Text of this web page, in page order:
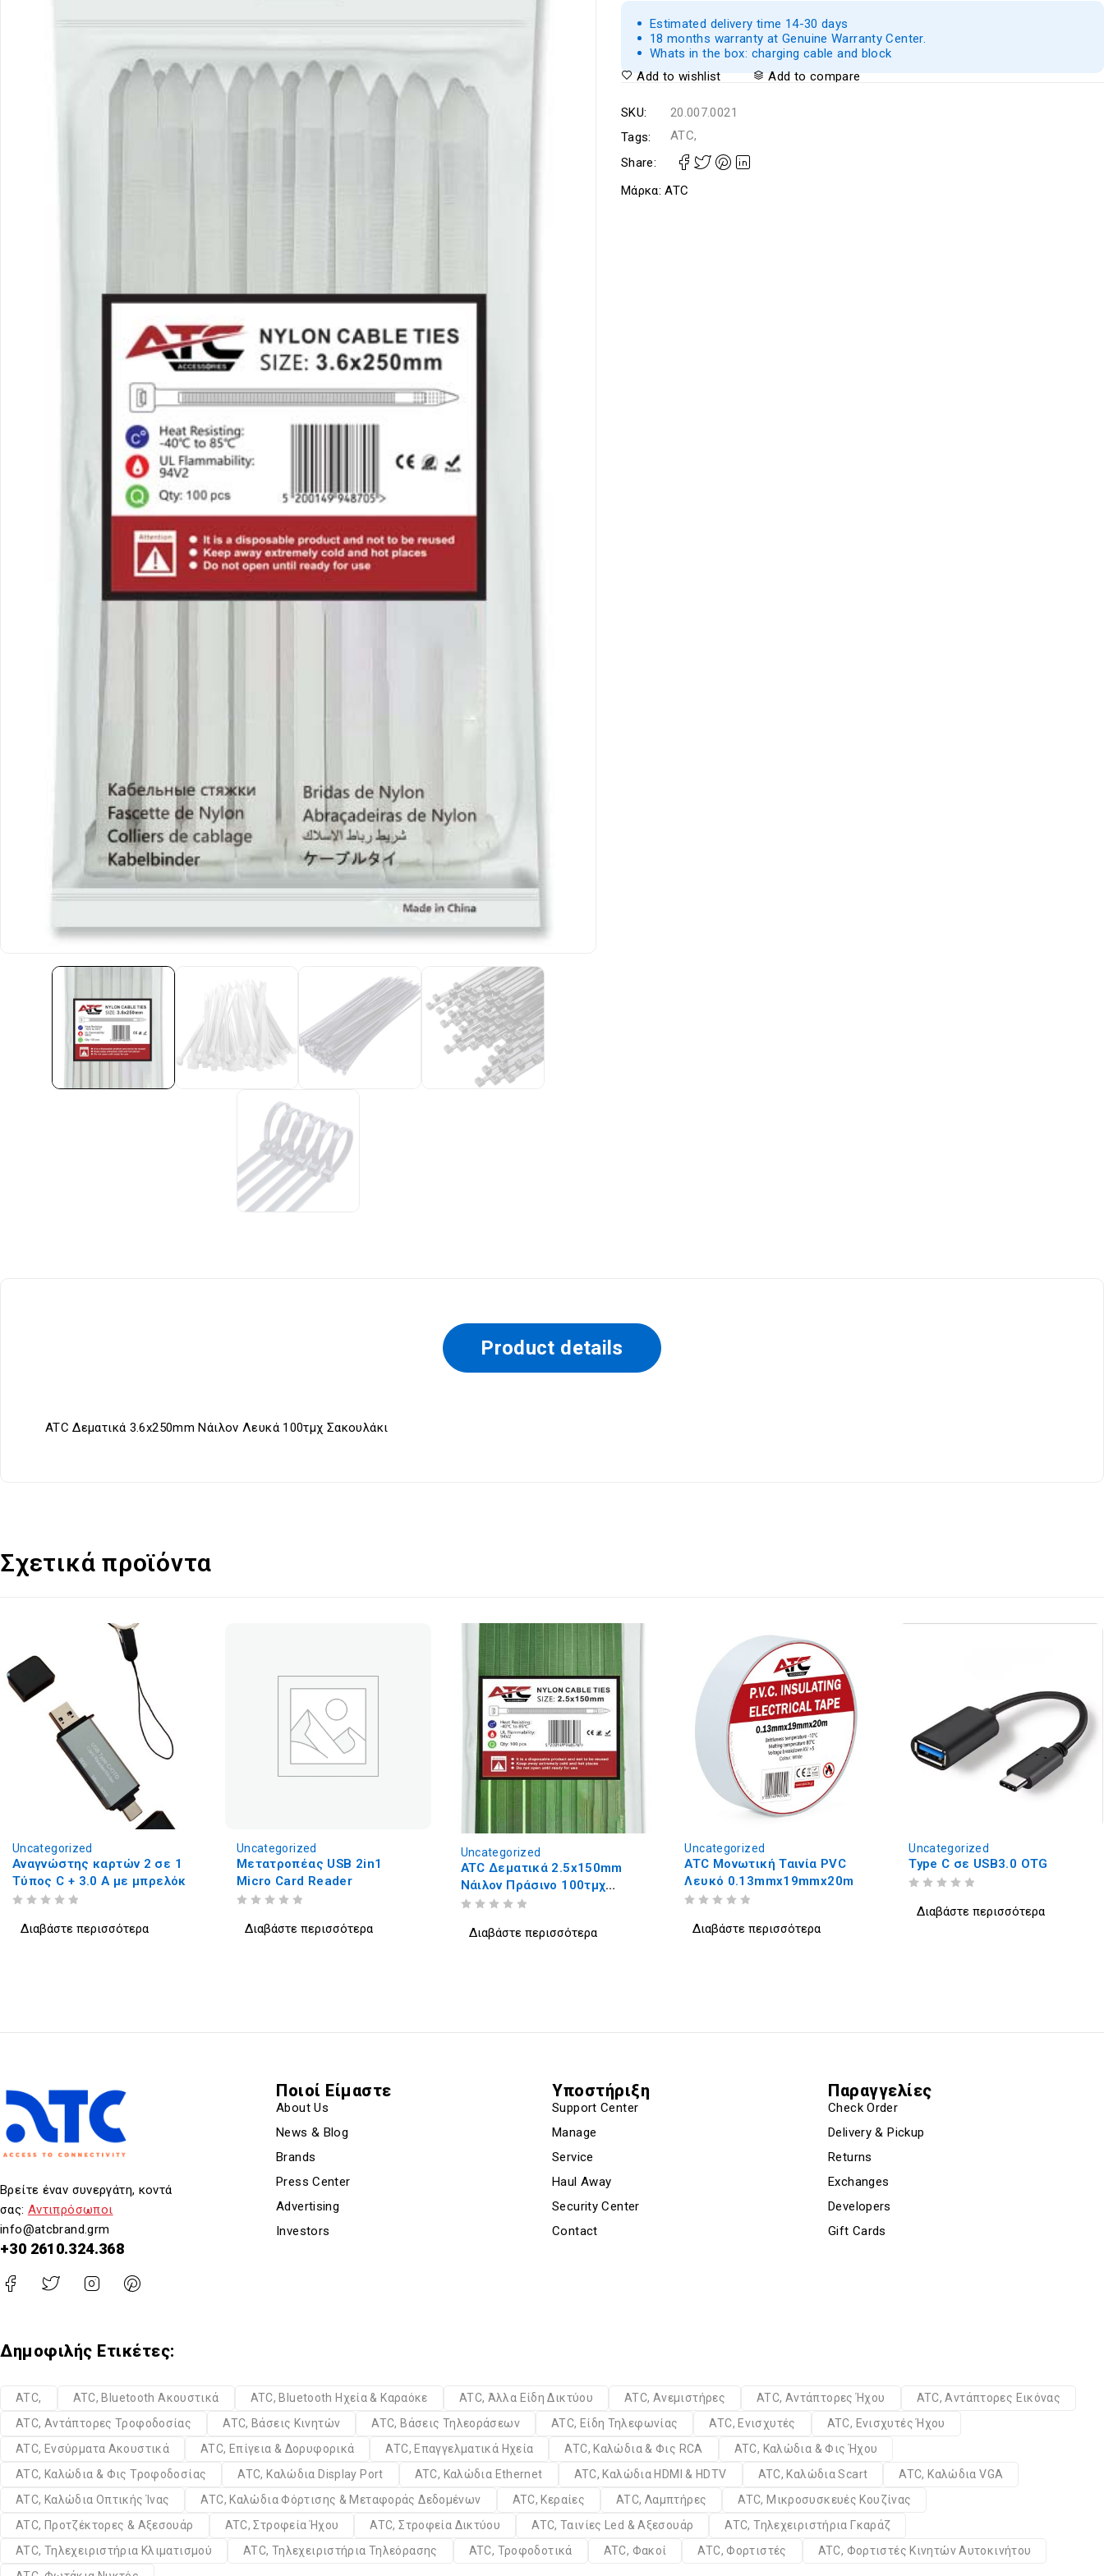
Estimated delivery time 14-30 days
18 months warranty at Genuine Warranty Center.
Whats in the box: charging cable and block
Add to wishlist
Add to compare
SKU:
20.007.0021
Tags:
ATC,
Share:
Μάρκα:ATC
Product details
ATC Δεματικά 3.6x250mm Νάιλον Λευκά 100τμχ Σακουλάκι
Σχετικά προϊόντα
Uncategorized
Μετατροπέας USB 2in1
Micro Card Reader
Διαβάστε περισσότερα
Uncategorized
ATC Δεματικά 2.5x150mm
Νάιλον Πράσινο 100τμχ
Σακουλάκι
Διαβάστε περισσότερα
Uncategorized
ATC Μονωτική Ταινία PVC
Λευκό 0.13mmx19mmx20m
Διαβάστε περισσότερα
Uncategorized
Type C σε USB3.0 OTG
Uncategorized
4in1 card reader Micro+2.0
A+Type C+Lightning
Βρείτε έναν συνεργάτη, κοντά
σας: Αντιπρόσωποι
info@atcbrand.grm
+30 2610.324.368
Ποιοί Είμαστε
About Us
News & Blog
Brands
Press Center
Advertising
Investors
Υποστήριξη
Support Center
Manage
Service
Haul Away
Security Center
Contact
Παραγγελίες
Check Order
Delivery & Pickup
Returns
Exchanges
Developers
Gift Cards
Δημοφιλής Ετικέτες:
ATC, ATC, Bluetooth Ακουστικά ATC, Bluetooth Ηχεία & Καραόκε ATC, Άλλα Είδη Δικτύου ATC, Ανεμιστήρες ATC, Αντάπτορες Ήχου
ATC, Αντάπτορες Εικόνας
ATC, Αντάπτορες Τροφοδοσίας
ATC, Βάσεις Κινητών ATC, Βάσεις Τηλεοράσεων ATC, Είδη Τηλεφωνίας ATC, Ενισχυτές
ATC, Ενισχυτές Ήχου
ATC, Ενσύρματα Ακουστικά
ATC, Επίγεια & Δορυφορικά ATC, Επαγγελματικά Ηχεία ATC, Καλώδια & Φις RCA
ATC, Καλώδια & Φις Ήχου
ATC, Καλώδια & Φις Τροφοδοσίας
ATC, Καλώδια Display Port ATC, Καλώδια Ethernet ATC, Καλώδια HDMI & HDTV ATC, Καλώδια Scart
ATC, Καλώδια VGA
ATC, Καλώδια Οπτικής Ίνας
ATC, Καλώδια Φόρτισης & Μεταφοράς Δεδομένων ATC, Κεραίες ATC, Λαμπτήρες
ATC, Μικροσυσκευές Κουζίνας
ATC, Προτζέκτορες & Αξεσουάρ
ATC, Στροφεία Ήχου ATC, Στροφεία Δικτύου ATC, Ταινίες Led & Αξεσουάρ
ATC, Τηλεχειριστήρια Γκαράζ
ATC, Τηλεχειριστήρια Κλιματισμού
ATC, Τηλεχειριστήρια Τηλεόρασης ATC, Τροφοδοτικά ATC, Φακοί ATC, Φορτιστές
ATC, Φορτιστές Κινητών Αυτοκινήτου